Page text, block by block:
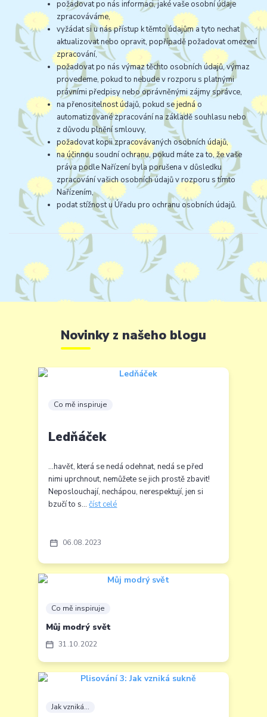
požadovat po nás informaci, jaké vaše osobní údaje
zpracováváme,
vyžádat si u nás přístup k těmto údajům a tyto nechat
aktualizovat nebo opravit, popřípadě požadovat omezení
zpracování,
požadovat po nás výmaz těchto osobních údajů, výmaz
provedeme, pokud to nebude v rozporu s platnými
právními předpisy nebo oprávněnými zájmy správce,
na přenositelnost údajů, pokud se jedná o
automatizované zpracování na základě souhlasu nebo
z důvodu plnění smlouvy,
požadovat kopii zpracovávaných osobních údajů,
na účinnou soudní ochranu, pokud máte za to, že vaše
práva podle Nařízení byla porušena v důsledku
zpracování vašich osobních údajů v rozporu s tímto
Nařízením,
podat stížnost u Úřadu pro ochranu osobních údajů.
Novinky z našeho blogu
06 08 2023
Co mě inspiruje
Ledňáček
...havěť, která se nedá odehnat, nedá se před
nimi uprchnout, nemůžete se jich prostě zbavit!
Neposlouchají, nechápou, nerespektují, jen si
bzučí to s...číst celé
31 10 2022
Co mě inspiruje
Můj modrý svět
Jak vzniká...